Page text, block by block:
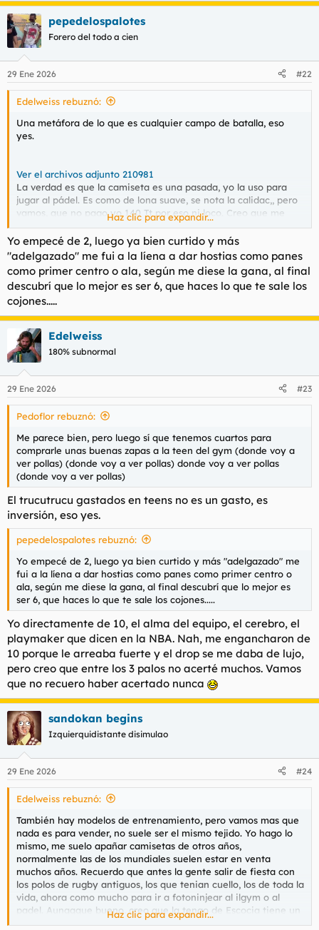
a
c
c
i
e
s
pepedelospalotes
Forero del todo a cien
29 Ene 2026 #22
Edelweiss rebuznó:
Una metáfora de lo que es cualquier campo de batalla, eso
yes.
Ver el archivos adjunto 210981
La verdad es que la camiseta es una pasada, yo la uso para
jugar al pádel. Es como de lona suave, se nota la calidac,, pero
vamos, que no pago yo 140 Tt por eso ni loco. Creo que me
costó unos 70.
Haz clic para expandir...
Yo empecé de 2, luego ya bien curtido y más
"adelgazado" me fui a la líena a dar hostias como panes
como primer centro o ala, según me diese la gana, al final
descubrí que lo mejor es ser 6, que haces lo que te sale los
cojones.....
Edelweiss
180% subnormal
29 Ene 2026 #23
Pedoflor rebuznó:
Me parece bien, pero luego sí que tenemos cuartos para
comprarle unas buenas zapas a la teen del gym (donde voy a
ver pollas) (donde voy a ver pollas) donde voy a ver pollas
(donde voy a ver pollas)
El trucutrucu gastados en teens no es un gasto, es
inversión, eso yes.
pepedelospalotes rebuznó:
Yo empecé de 2, luego ya bien curtido y más "adelgazado" me
fui a la líena a dar hostias como panes como primer centro o
ala, según me diese la gana, al final descubrí que lo mejor es
ser 6, que haces lo que te sale los cojones.....
Yo directamente de 10, el alma del equipo, el cerebro, el
playmaker que dicen en la NBA. Nah, me engancharon de
10 porque le arreaba fuerte y el drop se me daba de lujo,
pero creo que entre los 3 palos no acerté muchos. Vamos
que no recuero haber acertado nunca
sandokan begins
Izquierquidistante disimulao
29 Ene 2026 #24
Edelweiss rebuznó:
También hay modelos de entrenamiento, pero vamos mas que
nada es para vender, no suele ser el mismo tejido. Yo hago lo
mismo, me suelo apañar camisetas de otros años,
normalmente las de los mundiales suelen estar en venta
muchos años. Recuerdo que antes la gente salir de fiesta con
los polos de rugby antiguos, los que tenian cuello, los de toda la
vida, ahora como mucho para ir a fotoninjear al ilgym o al
padel. Aunqqque bueno, creo que la tengo de Escocia tiene un
cuello asi molón, voy a ver.
Haz clic para expandir...